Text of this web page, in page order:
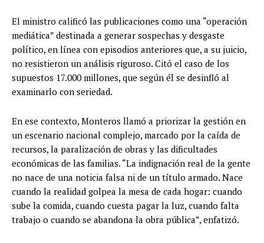
El ministro calificó las publicaciones como una “operación
mediática” destinada a generar sospechas y desgaste
político, en línea con episodios anteriores que, a su juicio,
no resistieron un análisis riguroso. Citó el caso de los
supuestos 17.000 millones, que según él se desinfló al
examinarlo con seriedad.
En ese contexto, Monteros llamó a priorizar la gestión en
un escenario nacional complejo, marcado por la caída de
recursos, la paralización de obras y las dificultades
económicas de las familias. “La indignación real de la gente
no nace de una noticia falsa ni de un título armado. Nace
cuando la realidad golpea la mesa de cada hogar: cuando
sube la comida, cuando cuesta pagar la luz, cuando falta
trabajo o cuando se abandona la obra pública”, enfatizó.